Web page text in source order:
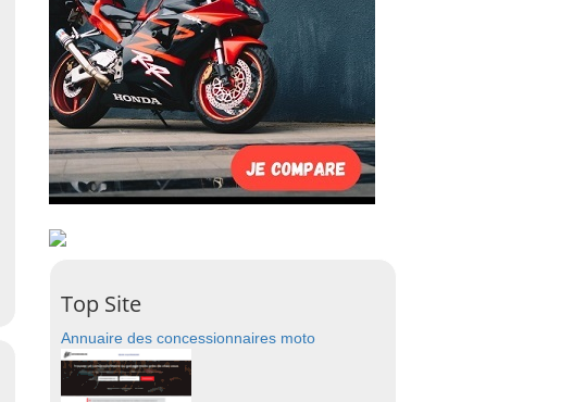
Top Site
Annuaire des concessionnaires moto